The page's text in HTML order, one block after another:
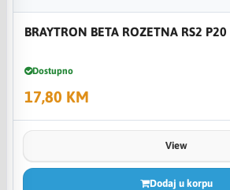
BRAYTRON BETA ROZETNA RS2
Dostupno
17,80 KM
View
Dodaj u korpu